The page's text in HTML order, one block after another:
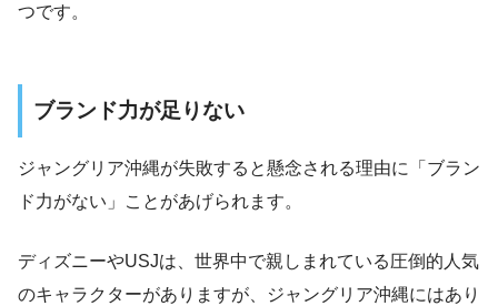
つです。
ブランド力が足りない
ジャングリア沖縄が失敗すると懸念される理由に「ブラン
ド力がない」ことがあげられます。
ディズニーやUSJは、世界中で親しまれている圧倒的人気
のキャラクターがありますが、ジャングリア沖縄にはあり